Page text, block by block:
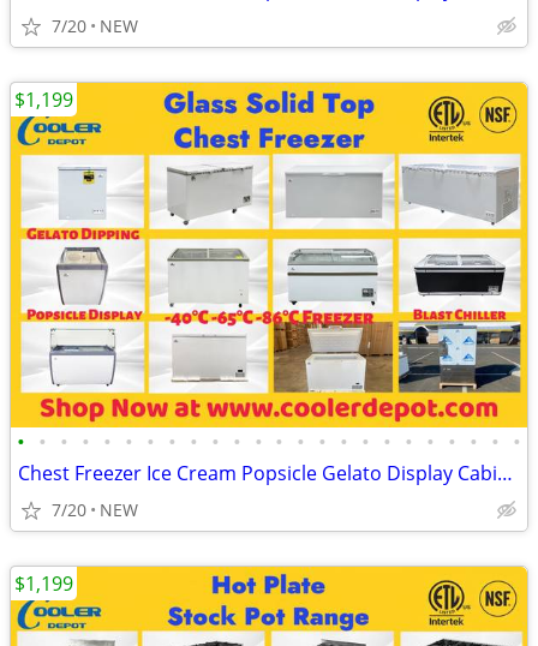
7/20 NEW
• • • • • • • • • • • • • • • • • • • • • • • •
Chest Freezer Ice Cream Popsicle Gelato Display Cabinet
7/20 NEW
$1,199
$1,199